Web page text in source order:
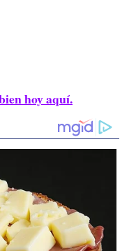
hoy aquí.